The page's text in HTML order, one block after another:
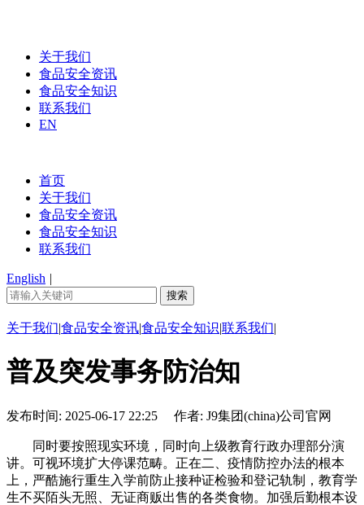
关于我们
食品安全资讯
食品安全知识
联系我们
EN
首页
关于我们
食品安全资讯
食品安全知识
联系我们
English |
关于我们|食品安全资讯|食品安全知识|联系我们|
普及突发事务防治知
发布时间: 2025-06-17 22:25 作者: J9集团(china)公司官网
同时要按照现实环境，同时向上级教育行政办理部分演
讲。可视环境扩大停课范畴。正在二、疫情防控办法的根本
上，严酷施行重生入学前防止接种证检验和登记轨制，教育学
生不买陌头无照、无证商贩出售的各类食物。加强后勤根本设